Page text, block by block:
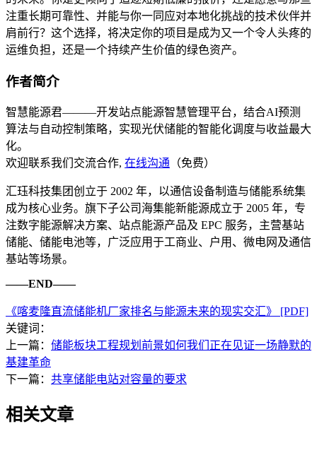
注重长期可靠性、并能与你一同应对本地化挑战的技术伙伴并
肩前行？这个选择，将决定你的项目是成为又一个令人头疼的
运维负担，还是一个持续产生价值的绿色资产。
作者简介
智慧能源君———开发站点能源智慧管理平台，结合AI预测
算法与自动控制策略，实现光伏储能的智能化调度与收益最大
化。
欢迎联系我们交流合作, 在线沟通 （免费）
汇珏科技集团创立于 2002 年，以通信设备制造与储能系统集
成为核心业务。旗下子公司海集能新能源成立于 2005 年，专
注数字能源解决方案、站点能源产品及 EPC 服务，主营基站
储能、储能电池等，广泛应用于工商业、户用、微电网及通信
基站等场景。
——END——
《喀麦隆直流储能机厂家排名与能源未来的现实交汇》 [PDF]
关键词：
上一篇： 储能板块工程规划前景如何我们正在见证一场静默的
基建革命
下一篇： 共享储能电站对容量的要求
相关文章